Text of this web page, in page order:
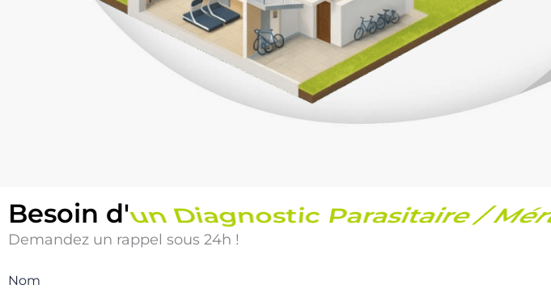
Besoin d'un Diagnostic Piscine
Demandez un rappel sous 24h !
Nom